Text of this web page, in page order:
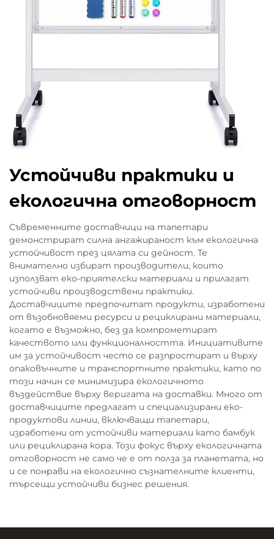
Устойчиви практики и
екологична отговорност
Съвременните доставчици на тапетари
демонстрират силна ангажираност към екологична
устойчивост през цялата си дейност. Те
внимателно избират производители, които
използват еко-приятелски материали и прилагат
устойчиви производствени практики.
Доставчиците предпочитат продукти, изработени
от възобновяеми ресурси и рециклирани материали,
когато е възможно, без да компрометират
качеството или функционалността. Инициативите
им за устойчивост често се разпростират и върху
опаковъчните и транспортните практики, като по
този начин се минимизира екологичното
въздействие върху веригата на доставки. Много от
доставчиците предлагат и специализирани еко-
продуктови линии, включващи тапетари,
изработени от устойчиви материали като бамбук
или рециклирана кора. Този фокус върху екологичната
отговорност не само че е от полза за планетата, но
и се понрави на екологично съзнателните клиенти,
търсещи устойчиви бизнес решения.